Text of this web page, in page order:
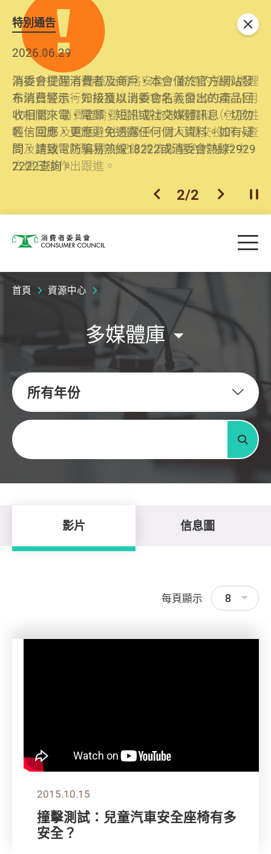
特別通告
2026.06.29
消委會提醒消費者及商戶，本會僅於官方網站發
布消費警示。如接獲以消委會名義發出的產品回
收相關來電、電郵、短訊或社交媒體訊息，切勿
輕信回應，更應避免透露任何個人資料。如有疑
問，請致電防騙易熱線18222或消委會熱線2929
2222查詢。
2025.10.31
為提升使用者體驗及網絡安全，本會的投訴處理
系統已經進行升級及推出新功能。由2025年11月
10日起，消費者需要提供基本聯絡資料（包括姓
名、電郵及電話）註冊帳戶，才可提交投訴、查
詢及建議。所有提交紀錄將清晰整合於帳戶中，
方便日後作出跟進。
上一個
2/2 下一個開
關閉
消費者委員會 目
首頁 資源中心
多媒體庫
所有年份
關鍵字
搜尋
影片 信息圖
每頁顯示 8
2015.10.15
撞擊測試：兒童汽車安全座椅有多
安全？